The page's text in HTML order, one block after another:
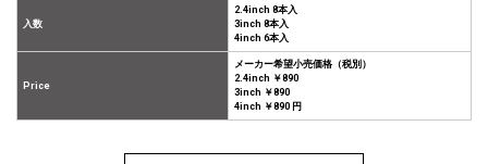
入数
2.4inch 8本入
3inch 8本入
4inch 6本入
Price
メーカー希望小売価格（税別）
2.4inch ￥890
3inch ￥890
4inch ￥890 円